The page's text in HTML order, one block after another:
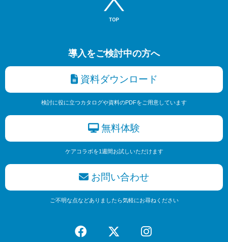
導入をご検討中の方へ
資料ダウンロード
検討に役に立つカタログや資料のPDFをご用意しています
無料体験
ケアコラボを1週間お試しいただけます
お問い合わせ
ご不明な点などありましたら気軽にお尋ねください